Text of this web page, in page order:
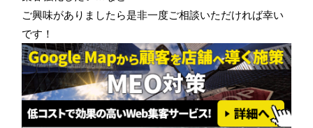
ご興味がありましたら是非一度ご相談いただければ幸い
です！